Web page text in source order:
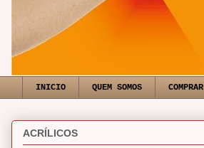
INICIO QUEM SOMOS COMPRAR
ACRÍLICOS